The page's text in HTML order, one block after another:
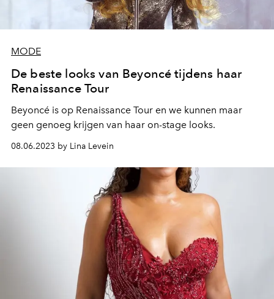
MODE
De beste looks van Beyoncé tijdens haar
Renaissance Tour
Beyoncé is op Renaissance Tour en we kunnen maar
geen genoeg krijgen van haar on-stage looks.
08.06.2023 by Lina Levein